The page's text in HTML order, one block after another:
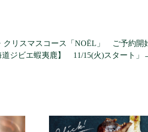
リスマスコース「NOËL」 ご予約開
道ジビエ蝦夷鹿】 11/15(火)スタート